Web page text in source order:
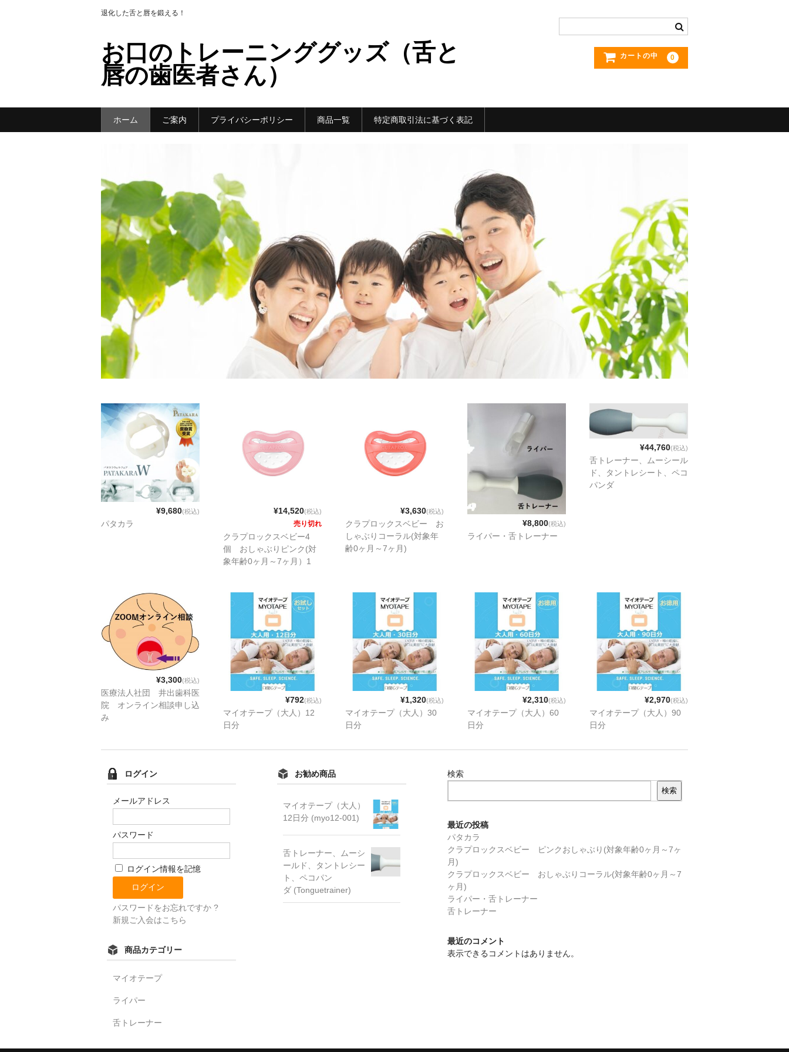
退化した舌と唇を鍛える！
お口のトレーニンググッズ（舌と
唇の歯医者さん）
カートの中 0
ホーム ご案内 プライバシーポリシー 商品一覧 特定商取引法に基づく表記
¥9,680(税込)
パタカラ
¥14,520(税込)
売り切れ
クラプロックスベビー4
個 おしゃぶりピンク(対
象年齢0ヶ月～7ヶ月）1
ヶ月～36ヶ月）1個、ラベ
ンダーブルー（18ヶ月～
36ヶ月）1個
¥3,630(税込)
クラプロックスベビー お
しゃぶりコーラル(対象年
齢0ヶ月～7ヶ月)
¥8,800(税込)
ライパー・舌トレーナー
¥44,760(税込)
舌トレーナー、ムーシール
ド、タントレシート、ペコ
パンダ
¥3,300(税込)
医療法人社団 井出歯科医
院 オンライン相談申し込
み
¥792(税込)
マイオテープ（大人）12
日分
¥1,320(税込)
マイオテープ（大人）30
日分
¥2,310(税込)
マイオテープ（大人）60
日分
¥2,970(税込)
マイオテープ（大人）90
日分
ログイン
メールアドレス
パスワード
ログイン情報を記憶
パスワードをお忘れですか ?
新規ご入会はこちら
商品カテゴリー
マイオテープ
ライパー
舌トレーナー
お勧め商品
マイオテープ（大人）
12日分 (myo12-001)
舌トレーナー、ムーシ
ールド、タントレシー
ト、ペコパン
ダ (Tonguetrainer)
検索
検索
最近の投稿
パタカラ
クラプロックスベビー ピンクおしゃぶり(対象年齢0ヶ月～7ヶ
月)
クラプロックスベビー おしゃぶりコーラル(対象年齢0ヶ月～7
ヶ月)
ライパー・舌トレーナー
舌トレーナー
最近のコメント
表示できるコメントはありません。